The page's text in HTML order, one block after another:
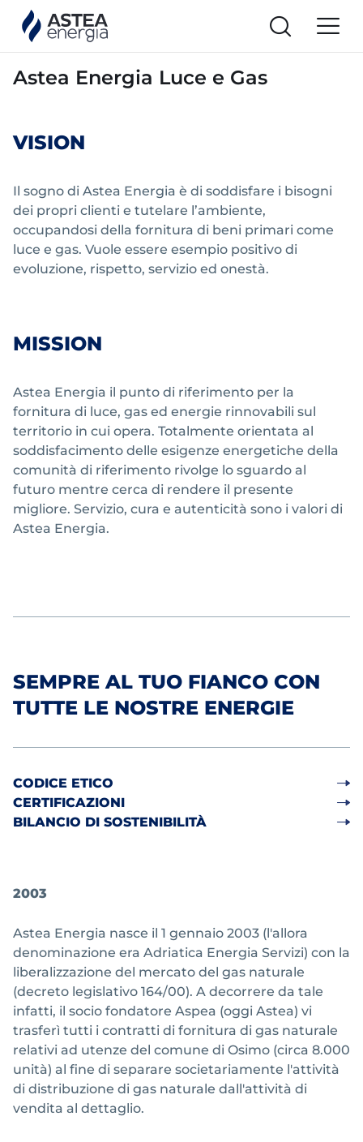
Astea Energia Luce e Gas
VISION
Il sogno di Astea Energia è di soddisfare i bisogni
dei propri clienti e tutelare l’ambiente,
occupandosi della fornitura di beni primari come
luce e gas. Vuole essere esempio positivo di
evoluzione, rispetto, servizio ed onestà.
MISSION
Astea Energia il punto di riferimento per la
fornitura di luce, gas ed energie rinnovabili sul
territorio in cui opera. Totalmente orientata al
soddisfacimento delle esigenze energetiche della
comunità di riferimento rivolge lo sguardo al
futuro mentre cerca di rendere il presente
migliore. Servizio, cura e autenticità sono i valori di
Astea Energia.
SEMPRE AL TUO FIANCO CON
TUTTE LE NOSTRE ENERGIE
CODICE ETICO
CERTIFICAZIONI
BILANCIO DI SOSTENIBILITÀ
2003
Astea Energia nasce il 1 gennaio 2003 (l'allora
denominazione era Adriatica Energia Servizi) con la
liberalizzazione del mercato del gas naturale
(decreto legislativo 164/00). A decorrere da tale
infatti, il socio fondatore Aspea (oggi Astea) vi
trasferì tutti i contratti di fornitura di gas naturale
relativi ad utenze del comune di Osimo (circa 8.000
unità) al fine di separare societariamente l'attività
di distribuzione di gas naturale dall'attività di
vendita al dettaglio.